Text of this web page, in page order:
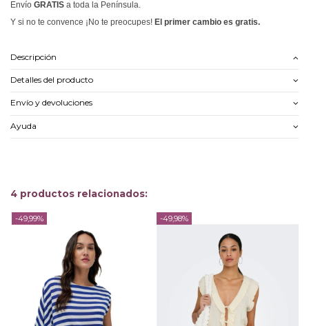
Envío GRATIS a toda la Península.
Y si no te convence ¡No te preocupes! El primer cambio es gratis.
Descripción
Detalles del producto
Envío y devoluciones
Ayuda
4 productos relacionados:
-49,99% -49,98%